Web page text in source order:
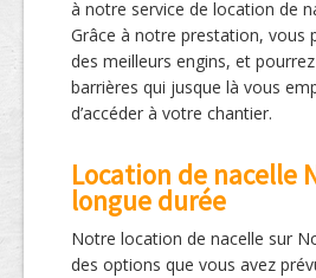
à notre service de location de
Grâce à notre prestation, vous
des meilleurs engins, et
barrières qui jusque là vous
d’accéder à votre chantier.
Location de nacelle
longue durée
Notre location de nacelle sur
des options que vous avez